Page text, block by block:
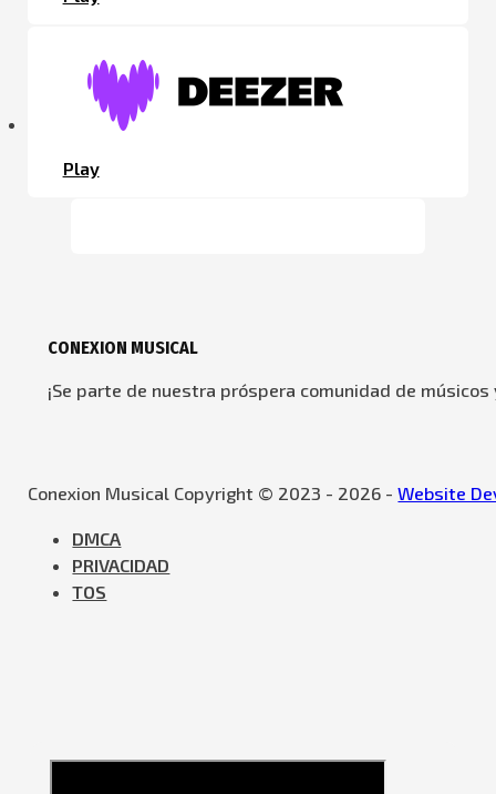
Play
CONEXION MUSICAL
¡Se parte de nuestra próspera comunidad de
Conexion Musical Copyright © 2023 - 2026 -Website
DMCA
PRIVACIDAD
TOS